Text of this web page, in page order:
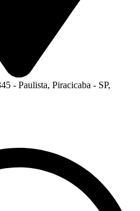
- Paulista, Piracicaba - SP,